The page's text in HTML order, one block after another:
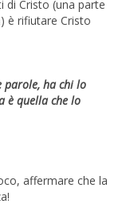
di Cristo (una parte
è rifiutare Cristo
parole, ha chi lo
è quella che lo
affermare che la